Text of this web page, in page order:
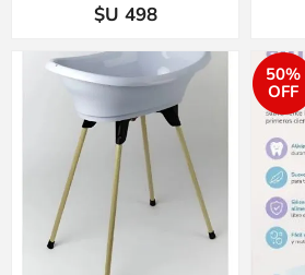
$U 498
50%
OFF